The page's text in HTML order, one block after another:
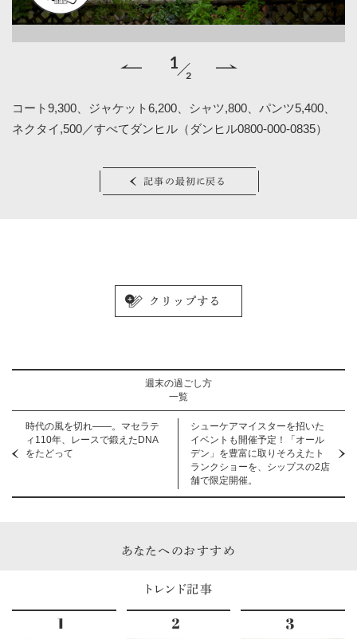
コート9,300、ジャケット6,200、シャツ,800、パンツ5,400、
ネクタイ,500／すべてダンヒル（ダンヒル0800-000-0835）
記事の最初に戻る
1
2
週末の過ごし方
一覧
時代の風を切れ――。マセラテ
ィ110年、レースで鍛えたDNA
をたどって
シューケアマイスターを招いた
イベントも開催予定！「オール
デン」を豊富に取りそろえたト
ランクショーを、シップスの2店
舗で限定開催。
あなたへのおすすめ
トレンド記事